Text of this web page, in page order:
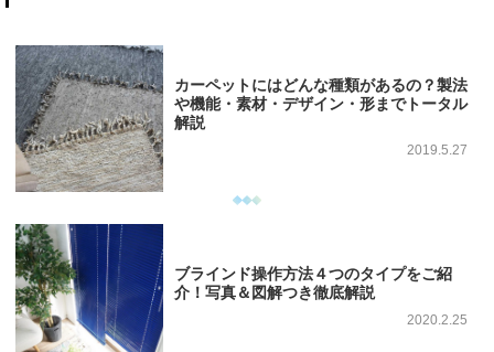
カーペットにはどんな種類があるの？製法
や機能・素材・デザイン・形までトータル
解説
2019.5.27
ブラインド操作方法４つのタイプをご紹
介！写真＆図解つき徹底解説
2020.2.25